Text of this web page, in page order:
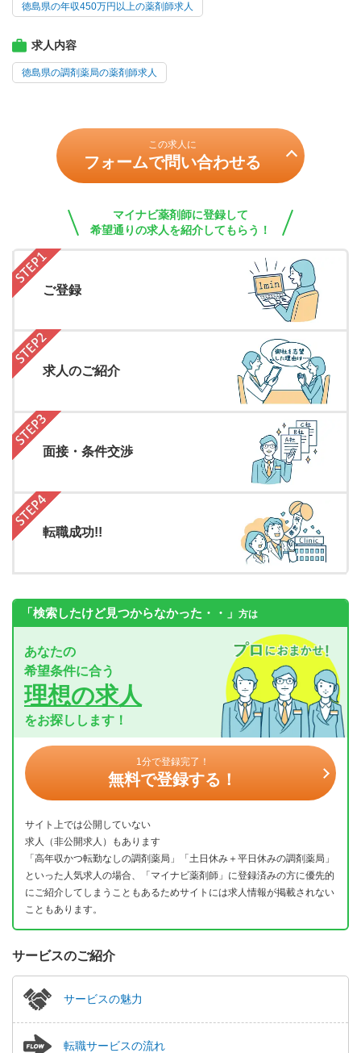
徳島県の年収450万円以上の薬剤師求人
求人内容
徳島県の調剤薬局の薬剤師求人
この求人に
フォームで問い合わせる
マイナビ薬剤師に登録して
希望通りの求人を紹介してもらう！
ご登録
求人のご紹介
面接・条件交渉
転職成功!!
「検索したけど見つからなかった・・」 方は
あなたの
希望条件に合う
理想の求人
をお探しします！
1分で登録完了！
無料で登録する！
サイト上では公開していない
求人（非公開求人）もあります
「高年収かつ転勤なしの調剤薬局」「土日休み＋平日休みの調剤薬局」
といった人気求人の場合、「マイナビ薬剤師」に登録済みの方に優先的
にご紹介してしまうこともあるためサイトには求人情報が掲載されない
こともあります。
サービスのご紹介
サービスの魅力
転職サービスの流れ